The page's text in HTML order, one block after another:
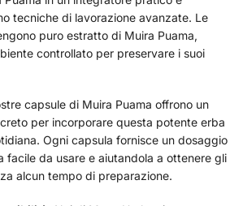
tecniche di lavorazione avanzate. Le
puro estratto di Muira Puama,
controllato per preservare i suoi
capsule di Muira Puama offrono un
per incorporare questa potente erba
Ogni capsula fornisce un dosaggio
facile da usare e aiutandola a ottenere gli
alcun tempo di preparazione.